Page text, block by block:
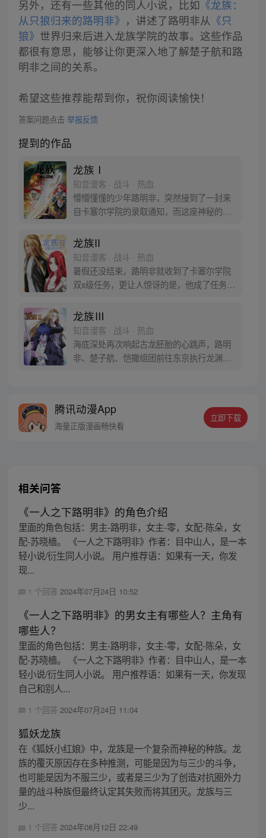
另外，还有一些其他的同人小说，比如 《龙族：
从只狼归来的路明非》 ，讲述了路明非从 《只
狼》 世界归来后进入龙族学院的故事。这些作品
都很有意思，能够让你更深入地了解楚子航和路
明非之间的关系。
希望这些推荐能帮到你，祝你阅读愉快！
答案问题点击 举报反馈
提到的作品
龙族Ⅰ
知音漫客 · 战斗 · 热血
懵懵懂懂的少年路明非，突然接到了一封来
自卡塞尔学院的录取通知，而这座神秘的学
自己的身份，他踏上了一段未知的旅途。
龙族II
知音漫客 · 战斗 · 热血
暑假还没结束，路明非就收到了卡塞尔学院
双s级任务，更让人惊讶的是，他成了任务的
理！据可靠消息，大地与山之王苏醒了，屠
龙大战一触即发！
龙族Ⅲ
知音漫客 · 战斗 · 热血
海底深处再次响起古龙胚胎的心跳声，路明
非、楚子航、恺撒组团前往东京执行龙渊计
悬一线！
腾讯动漫App
海量正版漫画畅快看
立即下载
相关问答
《一人之下路明非》的角色介绍
里面的角色包括：男主-路明非，女主-零，女配-陈朵，女
配-苏晓樯。 《一人之下路明非》作者：目中山人，是一本
轻小说/衍生同人小说。 用户推荐语：如果有一天，你发
现...
1 个回答 2024年07月24日 10:52
《一人之下路明非》的男女主有哪些人？主角有
哪些人？
里面的角色包括：男主-路明非，女主-零，女配-陈朵，女
配-苏晓樯。 《一人之下路明非》作者：目中山人，是一本
轻小说/衍生同人小说。 用户推荐语：如果有一天，你发现
自己和别人...
1 个回答 2024年07月24日 11:04
狐妖龙族
在《狐妖小红娘》中，龙族是一个复杂而神秘的种族。龙
族的覆灭原因存在多种推测，可能是因为与三少的斗争，
也可能是因为不服三少，或者是三少为了创造对抗圈外力
量的战斗种族但最终认定其失败而将其团灭。龙族与三
少...
1 个回答 2024年08月12日 22:49